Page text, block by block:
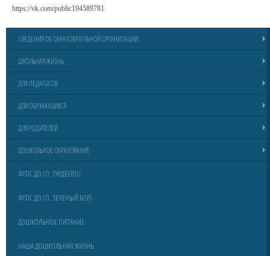
https://vk.com/public194589781
СВЕДЕНИЯ ОБ ОБРАЗОВАТЕЛЬНОЙ ОРГАНИЗАЦИИ
ШКОЛЬНАЯ ЖИЗНЬ
ДЛЯ ПЕДАГОГОВ
ДЛЯ ОБУЧАЮЩИХСЯ
ДЛЯ РОДИТЕЛЕЙ
ДОШКОЛЬНОЕ ОБРАЗОВАНИЕ
ФГОС ДО (П. ТУРДЕЕВО)
ФГОС ДО (П. ЗЕЛЕНЫЙ БОР)
ДОШКОЛЬНОЕ ПИТАНИЕ
НАША ДОШКОЛЬНАЯ ЖИЗНЬ